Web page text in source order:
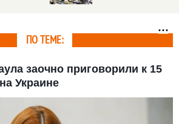
ПО ТЕМЕ:
заочно приговорили к 15
Украине